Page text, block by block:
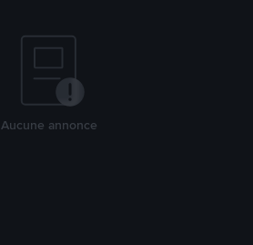
Aucune annonce